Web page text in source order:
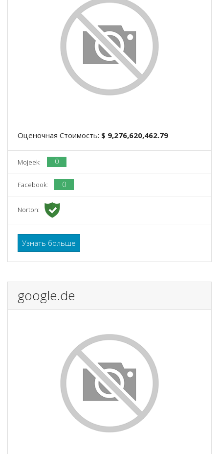
Оценочная Стоимость: $ 9,276,620,462.79
Mojeek: 0
Facebook: 0
Norton:
Узнать больше
google.de